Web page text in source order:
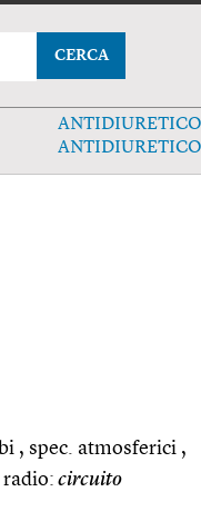
CERCA
ANTIDIURETICO
, spec. atmosferici ,
radio: circuito